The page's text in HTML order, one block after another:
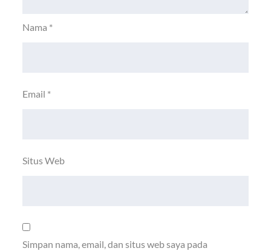
Nama *
Email *
Situs Web
Simpan nama, email, dan situs web saya pada